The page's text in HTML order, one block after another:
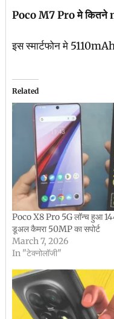
Poco M7 Pro मे कितने
इस स्मार्टफोन मे
Related
Poco X8 Pro 5G लॉन्च हुआ
डूअल कैमरा 50MP का सपोर्ट
March 7, 2026
In "टेक्नोलॉजी"